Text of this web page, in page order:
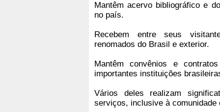
Mantêm acervo bibliográfico e
no país.
Recebem entre seus
renomados do Brasil e exterior.
Mantêm convênios e
importantes instituições
Vários deles realizam
serviços, inclusive à comunidade